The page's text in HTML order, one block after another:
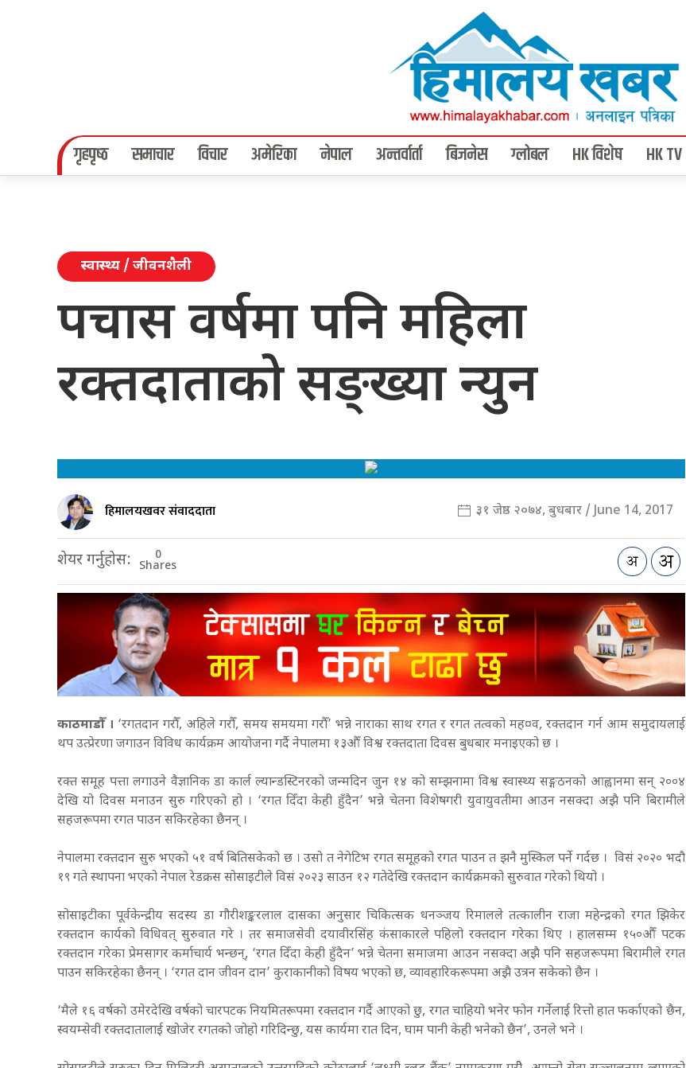
गृहपृष्‍ठ समाचार विचार अमेरिका नेपाल अन्तर्वार्ता बिजनेस ग्लोबल HK विशेष HK TV
स्वास्थ्य / जीवनशैली
पचास वर्षमा पनि महिला
रक्तदाताको सङ्ख्या न्युन
हिमालयखवर संवाददाता ३१ जेष्ठ २०७४, बुधबार / June 14, 2017
शेयर गर्नुहोस: 0
Shares
काठमाडौँ । ‘रगतदान गरौँ, अहिले गरौँ, समय समयमा गरौँ’ भन्ने नाराका साथ रगत र रगत तत्वको मह¤व, रक्तदान गर्न आम समुदायलाई
थप उत्प्रेरणा जगाउन विविध कार्यक्रम आयोजना गर्दै नेपालमा १३औँ विश्व रक्तदाता दिवस बुधबार मनाइएको छ ।
रक्त समूह पत्ता लगाउने वैज्ञानिक डा कार्ल ल्यान्डस्टिनरको जन्मदिन जुन १४ को सम्झनामा विश्व स्वास्थ्य सङ्गठनको आह्वानमा सन् २००४
देखि यो दिवस मनाउन सुरु गरिएको हो । ‘रगत दिँदा केही हुँदैन’ भन्ने चेतना विशेषगरी युवायुवतीमा आउन नसक्दा अझै पनि बिरामीले
सहजरूपमा रगत पाउन सकिरहेका छैनन् ।
नेपालमा रक्तदान सुरु भएको ५१ वर्ष बितिसकेको छ । उसो त नेगेटिभ रगत समूहको रगत पाउन त झनै मुस्किल पर्ने गर्दछ । विसं २०२० भदौ
१९ गते स्थापना भएको नेपाल रेडक्रस सोसाइटीले विसं २०२३ साउन १२ गतेदेखि रक्तदान कार्यक्रमको सुरुवात गरेको थियो ।
सोसाइटीका पूर्वकेन्द्रीय सदस्य डा गौरीशङ्करलाल दासका अनुसार चिकित्सक धनञ्जय रिमालले तत्कालीन राजा महेन्द्रको रगत झिकेर
रक्तदान कार्यको विधिवत् सुरुवात गरे । तर समाजसेवी दयावीरसिंह कंसाकारले पहिलो रक्तदान गरेकाथिए । हालसम्म १५०औँ पटक
रक्तदान गरेका प्रेमसागर कर्माचार्य भन्छन्, ‘रगत दिँदा केही हुँदैन’ भन्ने चेतना समाजमा आउन नसक्दा अझै पनि सहजरूपमा बिरामीले रगत
पाउन सकिरहेका छैनन् । ‘रगत दान जीवन दान’ कुराकानीको विषय भएको छ, व्यावहारिकरूपमा अझै उत्रन सकेको छैन ।
‘मैले १६ वर्षको उमेरदेखि वर्षको चारपटक नियमितरूपमा रक्तदान गर्दै आएको छु, रगत चाहियो भनेर फोन गर्नेलाई रित्तो हात फर्काएको छैन,
स्वयम्सेवी रक्तदातालाई खोजेर रगतको जोहो गरिदिन्छु, यस कार्यमा रात दिन, घाम पानी केही भनेको छैन’, उनले भने ।